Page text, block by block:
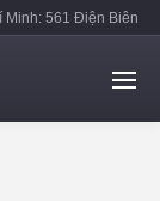
Minh: 561 Điện Biên